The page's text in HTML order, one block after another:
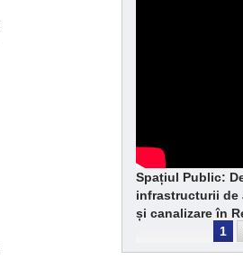
Spațiul Public:
infrastructurii de
și canalizare în
1